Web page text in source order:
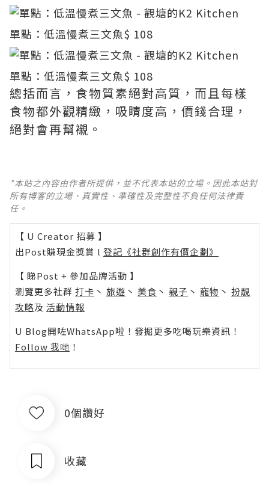
單點：低溫慢煮三文魚$ 108
單點：低溫慢煮三文魚$ 108
總括而言，食物質素絕對高質，而且每樣
食物都外觀精緻，吸睛度高，價錢合理，
絕對會再幫襯。
*本站之內容由作者所提供，並不代表本站的立場。因此本站對
所有博客的立場、真實性、準確性及完整性不負任何法律責
任。
【 U Creator 招募 】
出Post賺現金獎賞 l 登記《社群創作有價企劃》
【 睇Post + 參加品牌活動 】
瀏覽更多社群 打卡 丶 旅遊 丶 美食 丶 親子 丶 寵物 丶 扮靚
攻略及 活動情報
U Blog開咗WhatsApp啦！發掘更多吃喝玩樂資訊！
Follow 我哋 ！
0個讚好
收藏